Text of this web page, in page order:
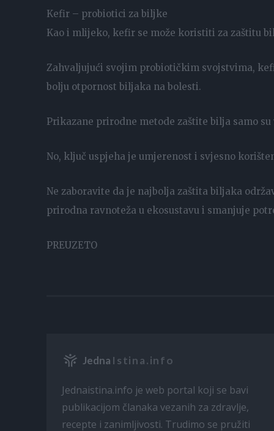
Kefir – probiotici za biljke
Kao i mlijeko, kefir se može koristiti za zaštitu
Zahvaljujući svojim probiotičkim svojstvima,
bolju otpornost biljaka na bolesti.
Prikazane prirodne metode zaštite bilja samo
No, ključ uspjeha je umjerenost i svjesno
Ne zaboravite da je najbolja zaštita biljaka
prirodna ravnoteža u ekosustavu i smanjuje
PREUZETO
Jedna Istina.info
Jednaistina.info je web portal koji se bavi
publikacijom članaka vezanih za zdravlje,
recepte i zanimljivosti. Trudimo se pružiti